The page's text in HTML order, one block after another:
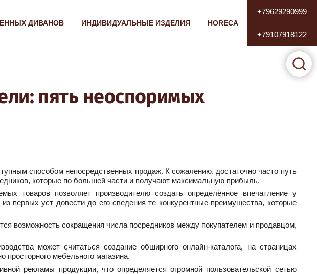
ДИВАНОВ ИНДИВИДУАЛЬНЫЕ ИЗДЕЛИЯ HORECA
+79629290999
+79107918122
пять неоспоримых
способом непосредственных продаж. К сожалению, достаточно часто путь
которые по большей части и получают максимальную прибыль.
товаров позволяет производителю создать определённое впечатление у
первых уст довести до его сведения те конкурентные преимущества, которые
возможность сокращения числа посредников между покупателем и продавцом,
может считаться создание обширного онлайн-каталога, на страницах
мебельного магазина.
рекламы продукции, что определяется огромной пользовательской сетью